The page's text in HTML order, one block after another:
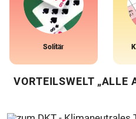
Solitär
VORTEILSWELT „ALLE